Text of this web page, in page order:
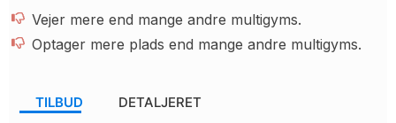
Vejer mere end mange andre multigyms.
Optager mere plads end mange andre multigyms.
TILBUD DETALJERET